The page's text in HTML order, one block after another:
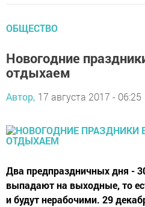
ОБЩЕСТВО
Новогодние
отдыхаем
Автор, 17 августа 2017 - 06:25
Два предпраздничных дня -
выпадают на выходные, то
и будут нерабочими. 29